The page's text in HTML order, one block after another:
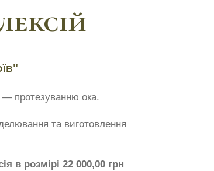
— протезуванню ока.
та виготовлення
в розмірі 22 000,00 грн